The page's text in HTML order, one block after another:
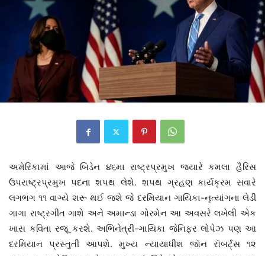
અમેરિકામાં આજે બિડેન ૪૬મા રાષ્ટ્રપ્રમુખ જ્યારે કમલા હૈરિસ
ઉપરાષ્ટ્રપ્રમુખ પદના શપથ લેશે. શપથ ગ્રહણ કાર્યક્રમ સવારે
લગભગ ૧૧ વાગ્યે શરૂ થઈ જશે જે દરમિયાન ગાયિકા-નૃત્યાંગના લેડી
ગાગા રાષ્ટ્રગીત ગાશે અને અમાન્ડા ગોરમેન આ અવસરે લખેલી એક
ખાસ કવિતા રજૂ કરશે. અભિનેત્રી-ગાયિકા જેનિફર લોપેઝ પણ આ
દરમિયાન પ્રસ્તુતી આપશે. મુખ્ય ન્યાયાધીશ જૉન રૉબર્ટ્સ ૧૨